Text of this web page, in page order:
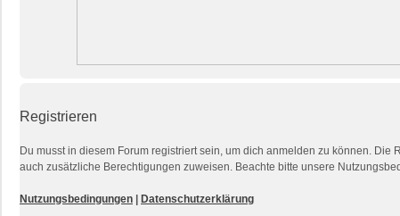
Registrieren
Du musst in diesem Forum registriert sein, um dich anmelden zu können.
auch zusätzliche Berechtigungen zuweisen. Beachte bitte unsere
Nutzungsbedingungen Datenschutzerklärung